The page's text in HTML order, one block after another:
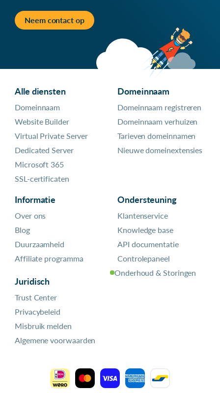
Neem contact op
Alle diensten
Domeinnaam
Website Builder
Virtual Private Server
Dedicated Server
Microsoft 365
SSL-certificaten
Domeinnaam
Domeinnaam registreren
Domeinnaam verhuizen
Tarieven domeinnamen
Nieuwe domeinextensies
Informatie
Over ons
Blog
Duurzaamheid
Affiliate programma
Juridisch
Trust Center
Privacybeleid
Misbruik melden
Algemene voorwaarden
Ondersteuning
Klantenservice
Knowledge base
API documentatie
Controlepaneel
Onderhoud & Storingen